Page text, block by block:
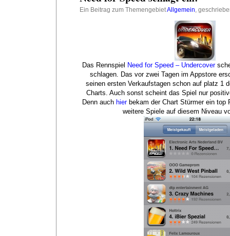
Ein Beitrag zum ThemengebietAllgemein,
Das Rennspiel Need for Speed – Undercover
schlagen. Das vor zwei Tagen im Appstore
seinen ersten Verkaufstagen schon auf platz 1
Charts. Auch sonst scheint das Spiel nur
Denn auch hierbekam der Chart Stürmer ein top
weitere Spiele auf diesem Niveau